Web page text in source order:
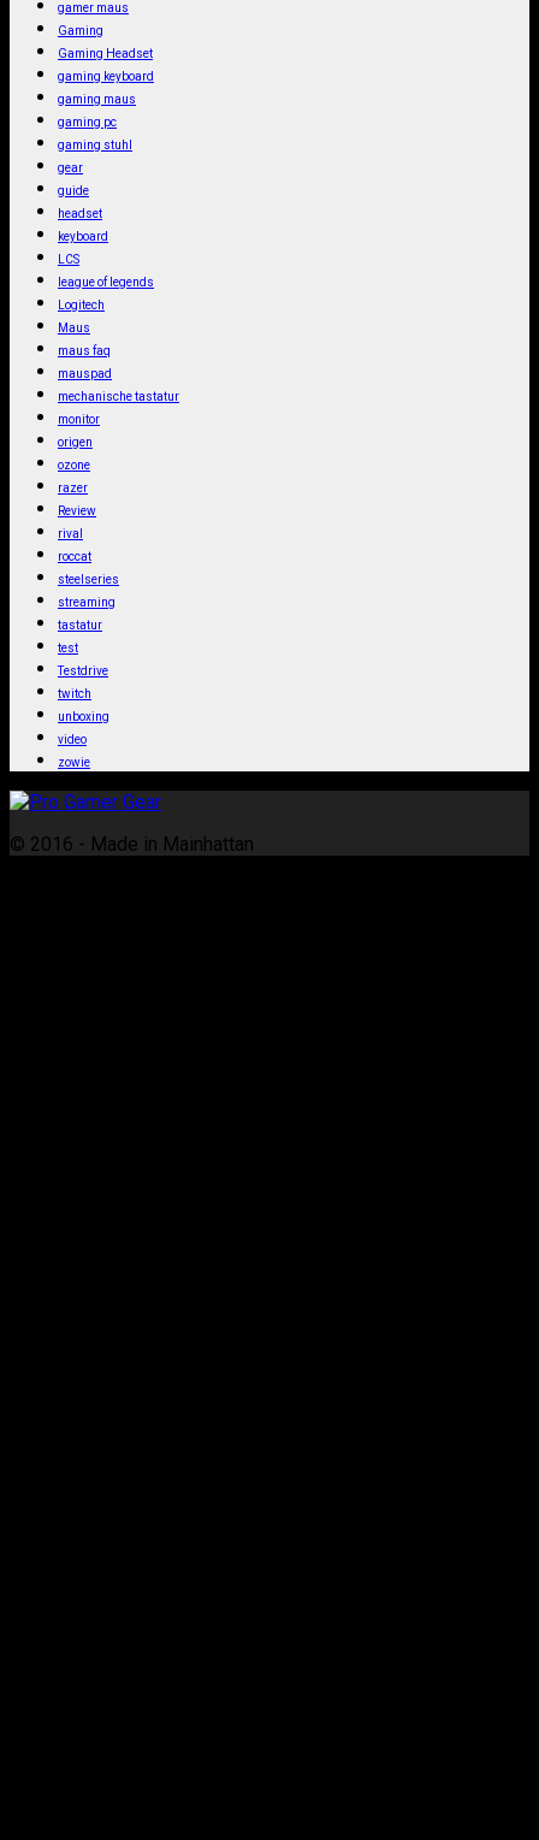
gamer maus
Gaming
Gaming Headset
gaming keyboard
gaming maus
gaming pc
gaming stuhl
gear
guide
headset
keyboard
LCS
league of legends
Logitech
Maus
maus faq
mauspad
mechanische tastatur
monitor
origen
ozone
razer
Review
rival
roccat
steelseries
streaming
tastatur
test
Testdrive
twitch
unboxing
video
zowie
© 2016 - Made in Mainhattan